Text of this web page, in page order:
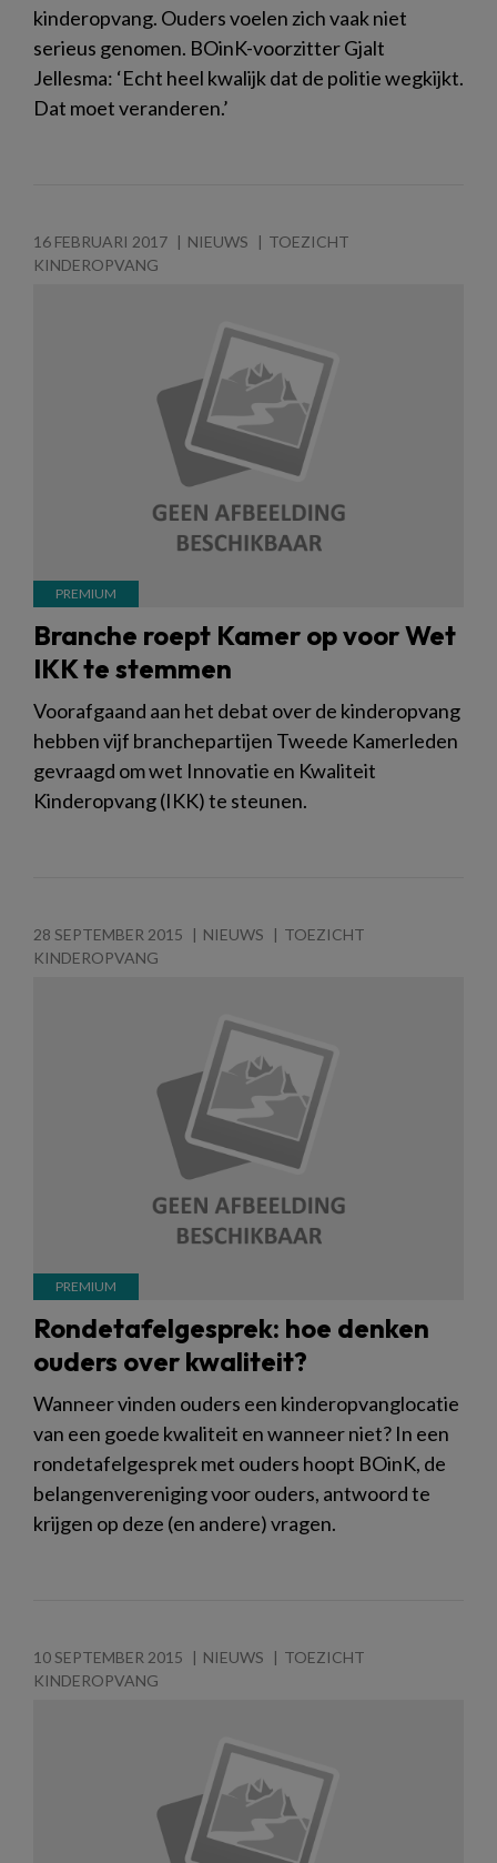
kinderopvang. Ouders voelen zich vaak niet
serieus genomen. BOinK-voorzitter Gjalt
Jellesma: ‘Echt heel kwalijk dat de politie wegkijkt.
Dat moet veranderen.’
16 FEBRUARI 2017 NIEUWS
TOEZICHT
KINDEROPVANG
Branche roept Kamer op voor Wet
IKK te stemmen
Voorafgaand aan het debat over de kinderopvang
hebben vijf branchepartijen Tweede Kamerleden
gevraagd om wet Innovatie en Kwaliteit
Kinderopvang (IKK) te steunen.
28 SEPTEMBER 2015 NIEUWS
TOEZICHT
KINDEROPVANG
Rondetafelgesprek: hoe denken
ouders over kwaliteit?
Wanneer vinden ouders een kinderopvanglocatie
van een goede kwaliteit en wanneer niet? In een
rondetafelgesprek met ouders hoopt BOinK, de
belangenvereniging voor ouders, antwoord te
krijgen op deze (en andere) vragen.
10 SEPTEMBER 2015 NIEUWS
TOEZICHT
KINDEROPVANG